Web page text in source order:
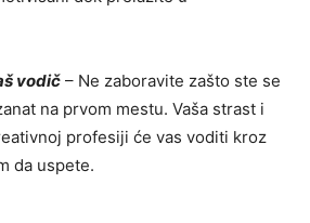
vodič – Ne zaboravite zašto ste se
na prvom mestu. Vaša strast i
profesiji će vas voditi kroz
da uspete.